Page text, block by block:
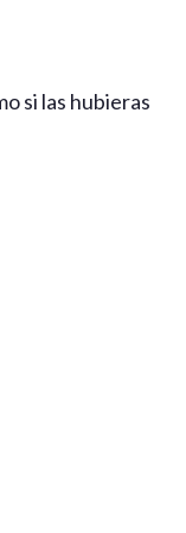
si las hubieras